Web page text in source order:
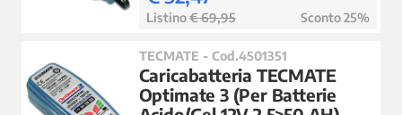
Listino€ 69,95 Sconto 25%
TECMATE - Cod.4501351
Caricabatteria TECMATE
Optimate 3 (Per Batterie